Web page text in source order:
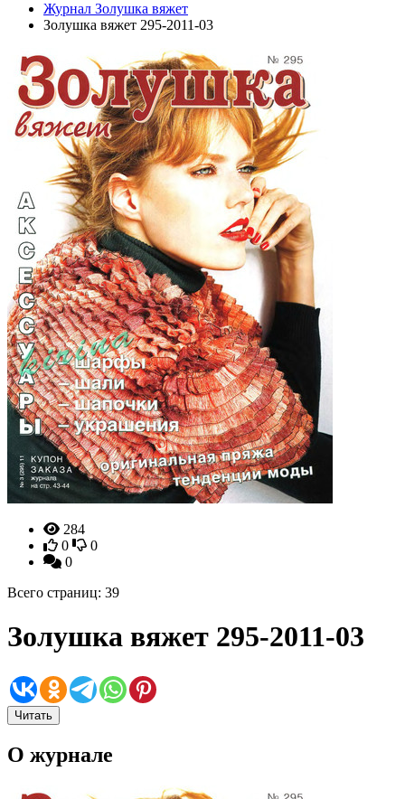
Журнал Золушка вяжет
Золушка вяжет 295-2011-03
284
0
0
0
Всего страниц: 39
Золушка вяжет 295-2011-03
Читать
О журнале